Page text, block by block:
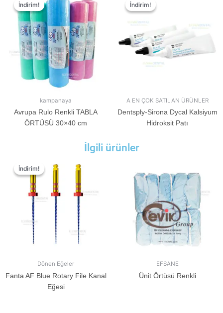
İndirim!
İndirim!
kampanaya
Avrupa Rulo Renkli TABLA
ÖRTÜSÜ 30×40 cm
İndirim!
İndirim!
A EN ÇOK SATILAN ÜRÜNLER
Dentsply-Sirona Dycal Kalsiyum
Hidroksit Patı
İlgili ürünler
İndirim!
İndirim!
Dönen Eğeler
Fanta AF Blue Rotary File Kanal
Eğesi
EFSANE
Ünit Örtüsü Renkli